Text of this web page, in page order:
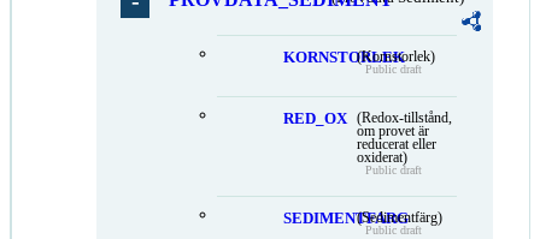
KORNSTORLEK
(Kornstorlek)
Public draft
RED_OX
(Redox-tillstånd,
om provet är
reducerat eller
oxiderat)
Public draft
SEDIMENTFARG
(Sedimentfärg)
Public draft